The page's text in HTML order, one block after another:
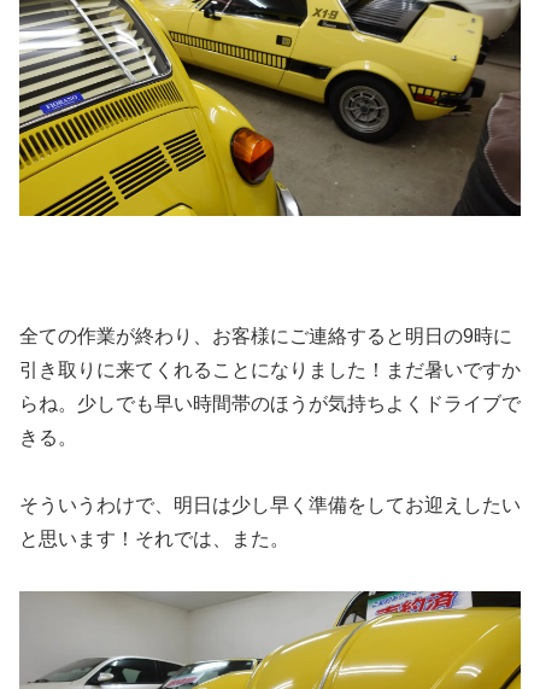
全ての作業が終わり、お客様にご連絡すると明日の9時に
引き取りに来てくれることになりました！まだ暑いですか
らね。少しでも早い時間帯のほうが気持ちよくドライブで
きる。
そういうわけで、明日は少し早く準備をしてお迎えしたい
と思います！それでは、また。